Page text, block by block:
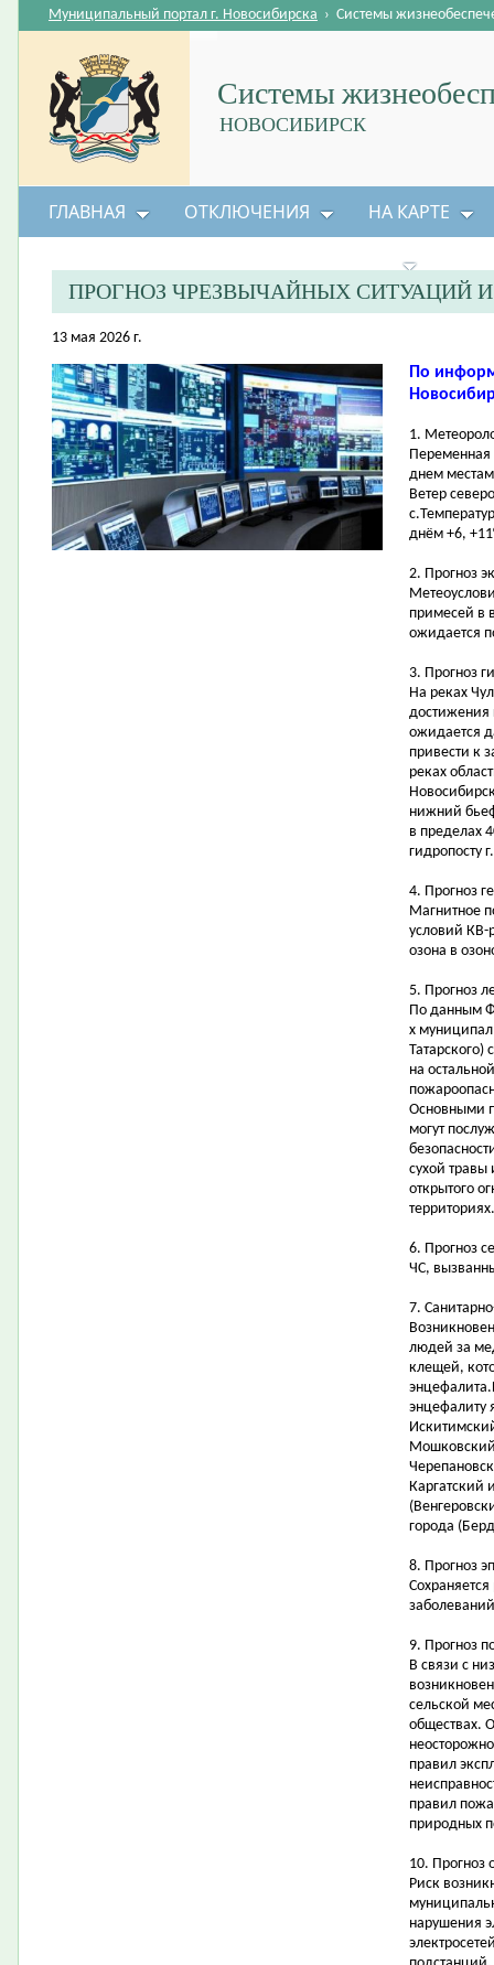
Системы
НОВОСИБИРСК
Муниципальный портал г. Новосибирска › Системы
ГЛАВНАЯ ОТКЛЮЧЕНИЯ НА КАРТЕ
ПРОГНОЗ ЧРЕЗВЫЧАЙНЫХ СИТУАЦИЙ
13 мая 2026 г.
По
1.
Переменная
днем
Ветер
днём +6,
2. Прогноз
примесей в
ожидается
3. Прогноз
На реках
достижения
ожидается
привести к
реках
нижний
в пределах
гидропосту
4. Прогноз
Магнитное
условий КВ-
озона в
5. Прогноз
По данным
х
Татарского)
на
Основными
могут
сухой
открытого
территориях.
6. Прогноз
ЧС,
7.
людей за
клещей,
энцефалиту
Каргатский
города
8. Прогноз
9. Прогноз
В связи с
сельской
обществах.
правил
правил
природных
10. Прогноз
Риск
нарушения